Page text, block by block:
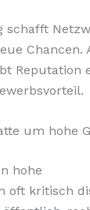
schafft
Chancen.
Reputation
um hohe
hohe
oft kritisch